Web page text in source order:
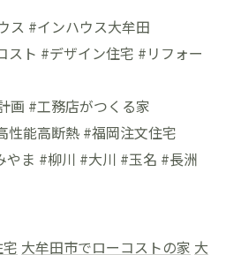
ス #インハウス大牟田
スト #デザイン住宅 #リフォー
画 #工務店がつくる家
性能高断熱 #福岡注文住宅
ま #柳川 #大川 #玉名 #長洲
大牟田市でローコストの家 大